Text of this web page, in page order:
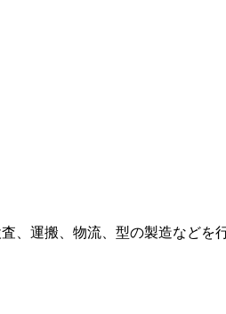
、運搬、物流、型の製造などを